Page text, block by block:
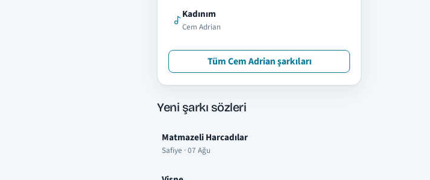
Kadınım
Cem Adrian
Tüm Cem Adrian şarkıları
Yeni şarkı sözleri
Matmazeli Harcadılar
Safiye · 07 Ağu